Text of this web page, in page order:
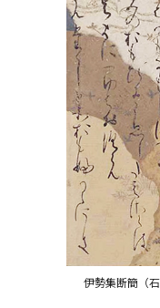
伊勢集断簡（